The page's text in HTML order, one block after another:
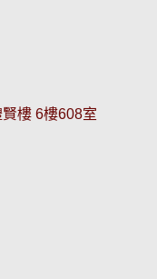
樓 6樓608室